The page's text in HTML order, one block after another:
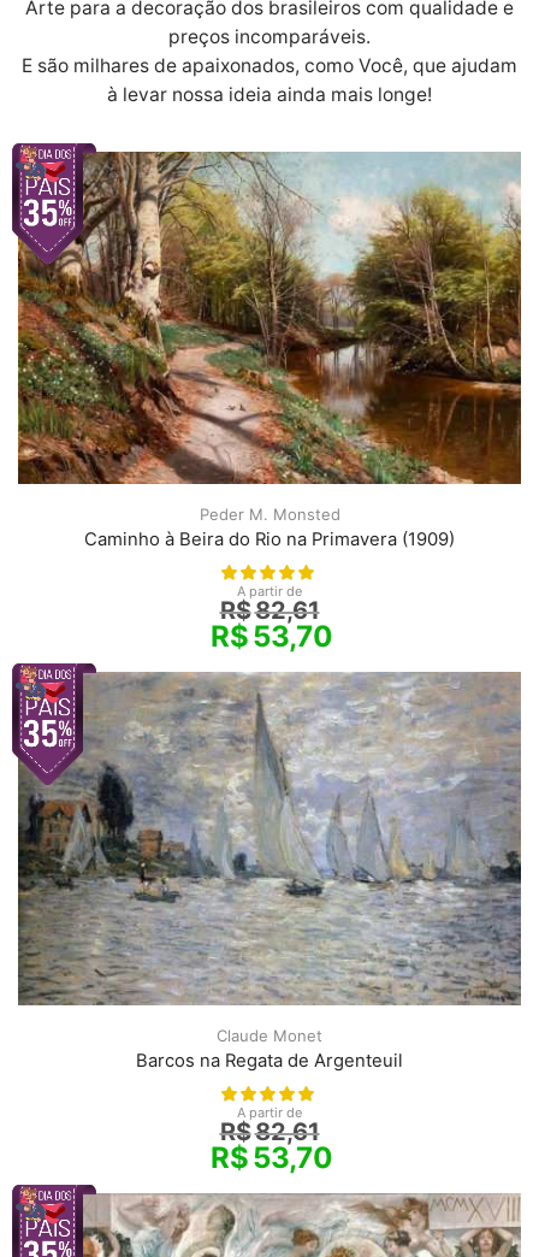
Arte para a decoração dos brasileiros com qualidade e
preços incomparáveis.
E são milhares de apaixonados, como Você, que ajudam
à levar nossa ideia ainda mais longe!
Peder M. Monsted
Caminho à Beira do Rio na Primavera (1909)
A partir de
R$82,61
R$53,70
Claude Monet
Barcos na Regata de Argenteuil
A partir de
R$82,61
R$53,70